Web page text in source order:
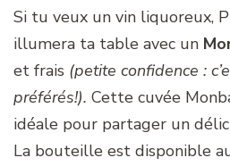
Si tu veux un vin liquoreux,
illumera ta table avec un
et frais (petite confidence :
préférés!). Cette cuvée
idéale pour partager un
La bouteille est disponible